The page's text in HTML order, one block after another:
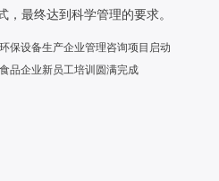
，最终达到科学管理的要求。
保设备生产企业管理咨询项目启动
品企业新员工培训圆满完成